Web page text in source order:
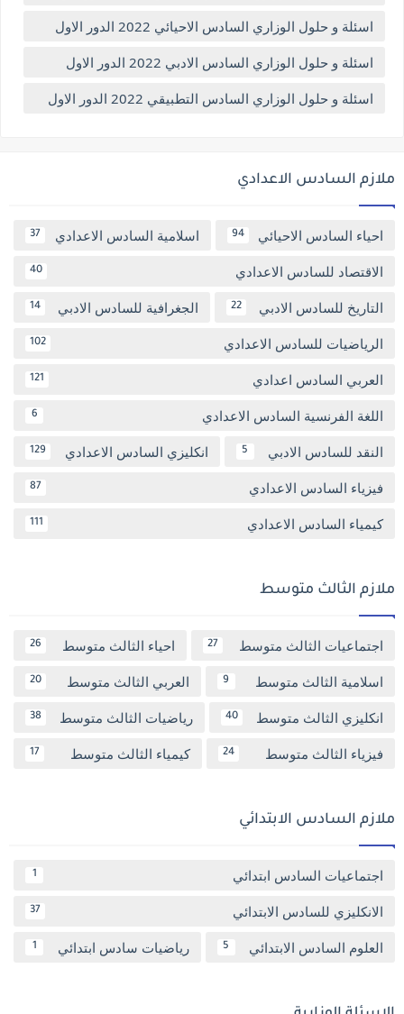
اسئلة و حلول الوزاري السادس الاحيائي 2022 الدور الاول
اسئلة و حلول الوزاري السادس الادبي 2022 الدور الاول
اسئلة و حلول الوزاري السادس التطبيقي 2022 الدور الاول
ملازم السادس الاعدادي
احياء السادس الاحيائي 94 اسلامية السادس الاعدادي 37
الاقتصاد للسادس الاعدادي 40
التاريخ للسادس الادبي 22 الجغرافية للسادس الادبي 14
الرياضيات للسادس الاعدادي 102
العربي السادس اعدادي 121
اللغة الفرنسية السادس الاعدادي 6
النقد للسادس الادبي 5 انكليزي السادس الاعدادي 129
فيزياء السادس الاعدادي 87
كيمياء السادس الاعدادي 111
ملازم الثالث متوسط
اجتماعيات الثالث متوسط 27 احياء الثالث متوسط 26
اسلامية الثالث متوسط 9 العربي الثالث متوسط 20
انكليزي الثالث متوسط 40 رياضيات الثالث متوسط 38
فيزياء الثالث متوسط 24 كيمياء الثالث متوسط 17
ملازم السادس الابتدائي
اجتماعيات السادس ابتدائي 1
الانكليزي للسادس الابتدائي 37
العلوم السادس الابتدائي 5 رياضيات سادس ابتدائي 1